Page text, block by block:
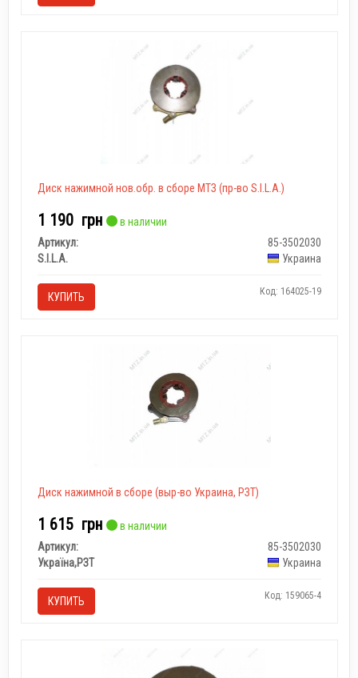
Диск нажимной нов.обр. в сборе МТЗ (пр-во S.I.L.A.)
1 190 грн
в наличии
Артикул:
85-3502030
S.I.L.A.
Украина
КУПИТЬ Код: 164025-19
Диск нажимной в сборе (выр-во Украина, РЗТ)
1 615 грн
в наличии
Артикул:
85-3502030
Україна,РЗТ
Украина
КУПИТЬ Код: 159065-4